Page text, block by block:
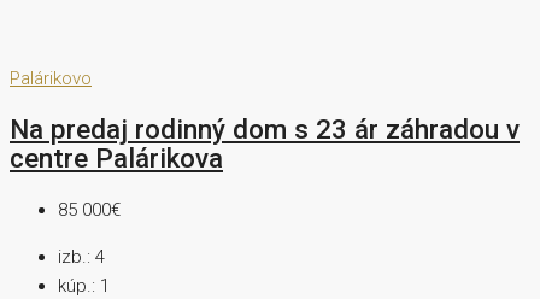
Palárikovo
Na predaj rodinný dom s 23 ár záhradou v
centre Palárikova
85 000€
izb.: 4
kúp.: 1